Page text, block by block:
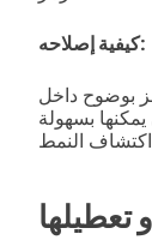
كيفية إصلاحه:
بوضوح داخل
بسهولة
تعطيلها